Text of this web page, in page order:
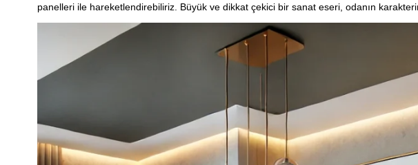
panelleri ile hareketlendirebiliriz. Büyük ve dikkat çekici bir sanat eseri, odanın